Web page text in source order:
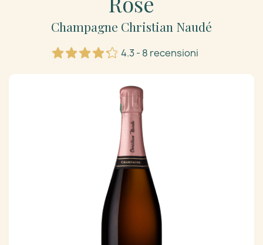
Champagne Christian Naudé
4.3 - 8 recensioni